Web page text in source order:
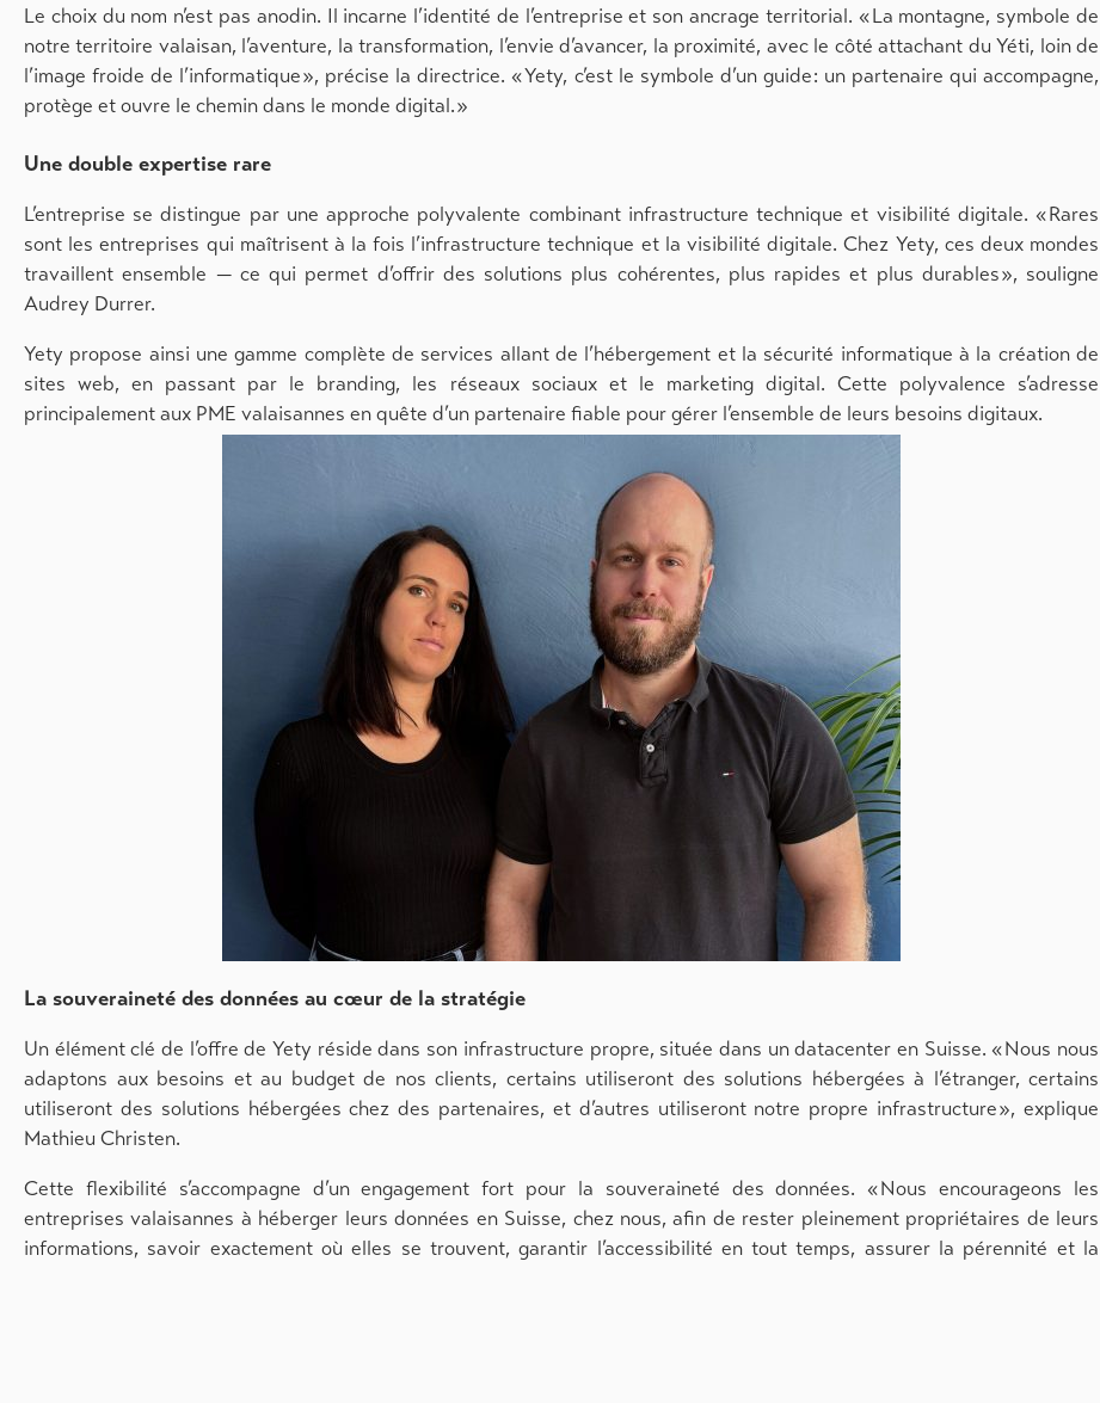
Le choix du nom n’est pas anodin. Il incarne l’identité de l’entreprise et son ancrage territorial. « La montagne, symbole de
notre territoire valaisan, l’aventure, la transformation, l’envie d’avancer, la proximité, avec le côté attachant du Yéti, loin de
l’image froide de l’informatique », précise la directrice. « Yety, c’est le symbole d’un guide : un partenaire qui accompagne,
protège et ouvre le chemin dans le monde digital. »
Une double expertise rare
L’entreprise se distingue par une approche polyvalente combinant infrastructure technique et visibilité digitale. « Rares
sont les entreprises qui maîtrisent à la fois l’infrastructure technique et la visibilité digitale. Chez Yety, ces deux mondes
travaillent ensemble — ce qui permet d’offrir des solutions plus cohérentes, plus rapides et plus durables », souligne
Audrey Durrer.
Yety propose ainsi une gamme complète de services allant de l’hébergement et la sécurité informatique à la création de
sites web, en passant par le branding, les réseaux sociaux et le marketing digital. Cette polyvalence s’adresse
principalement aux PME valaisannes en quête d’un partenaire fiable pour gérer l’ensemble de leurs besoins digitaux.
La souveraineté des données au cœur de la stratégie
Un élément clé de l’offre de Yety réside dans son infrastructure propre, située dans un datacenter en Suisse. « Nous nous
adaptons aux besoins et au budget de nos clients, certains utiliseront des solutions hébergées à l’étranger, certains
utiliseront des solutions hébergées chez des partenaires, et d’autres utiliseront notre propre infrastructure », explique
Mathieu Christen.
Cette flexibilité s’accompagne d’un engagement fort pour la souveraineté des données. « Nous encourageons les
entreprises valaisannes à héberger leurs données en Suisse, chez nous, afin de rester pleinement propriétaires de leurs
informations, savoir exactement où elles se trouvent, garantir l’accessibilité en tout temps, assurer la pérennité et la